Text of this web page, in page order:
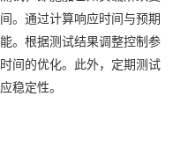
。通过计算响应时间与预期
。根据测试结果调整控制参
间的优化。此外，定期测试
稳定性。